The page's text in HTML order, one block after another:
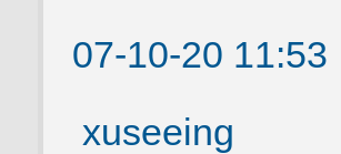
07-10-20
xuseeing